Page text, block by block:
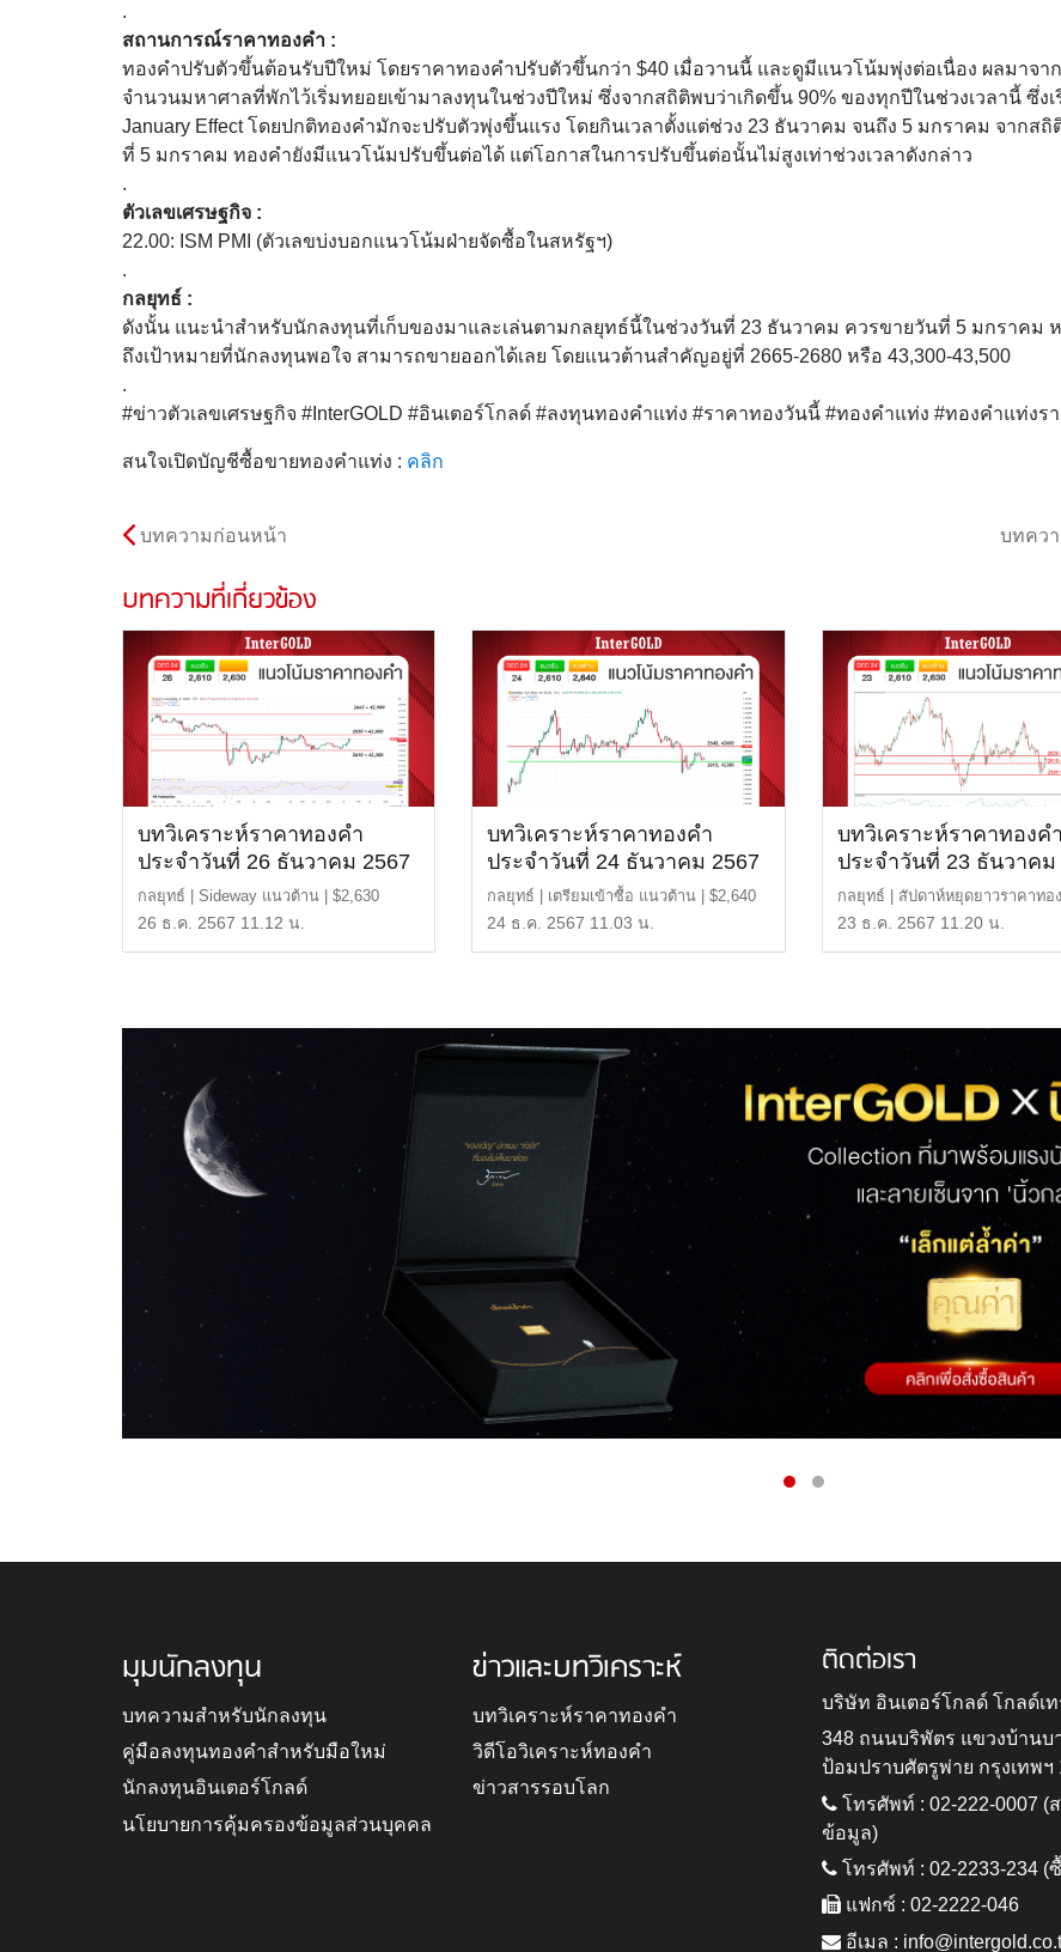
.
สถานการณ์ราคาทองคำ :
ทองคำปรับตัวขึ้นต้อนรับปีใหม่ โดยราคาทองคำปรับตัวขึ้นกว่า $40 เมื่อวานนี้ และดูมีแนวโน้มพุ่งต่อเนื่อง ผลมาจาก
จำนวนมหาศาลที่พักไว้เริ่มทยอยเข้ามาลงทุนในช่วงปีใหม่ ซึ่งจากสถิติพบว่าเกิดขึ้น 90% ของทุกปีในช่วงเวลานี้ ซึ่งเ
January Effect โดยปกติทองคำมักจะปรับตัวพุ่งขึ้นแรง โดยกินเวลาตั้งแต่ช่วง 23 ธันวาคม จนถึง 5 มกราคม จากสถิ
ที่ 5 มกราคม ทองคำยังมีแนวโน้มปรับขึ้นต่อได้ แต่โอกาสในการปรับขึ้นต่อนั้นไม่สูงเท่าช่วงเวลาดังกล่าว
.
ตัวเลขเศรษฐกิจ :
22.00: ISM PMI (ตัวเลขบ่งบอกแนวโน้มฝ่ายจัดซื้อในสหรัฐฯ)
.
กลยุทธ์ :
ดังนั้น แนะนำสำหรับนักลงทุนที่เก็บของมาและเล่นตามกลยุทธ์นี้ในช่วงวันที่ 23 ธันวาคม ควรขายวันที่ 5 มกราคม
ถึงเป้าหมายที่นักลงทุนพอใจ สามารถขายออกได้เลย โดยแนวต้านสำคัญอยู่ที่ 2665-2680 หรือ 43,300-43,500
.
#ข่าวตัวเลขเศรษฐกิจ #InterGOLD #อินเตอร์โกลด์ #ลงทุนทองคำแท่ง #ราคาทองวันนี้ #ทองคำแท่ง #ทองคำแท่งร
สนใจเปิดบัญชีซื้อขายทองคำแท่ง : คลิก
บทความก่อนหน้า บทควา
บทความที่เกี่ยวข้อง
บทวิเคราะห์ราคาทองคำ
ประจำวันที่ 26 ธันวาคม 2567
กลยุทธ์ | Sideway แนวต้าน | $2,630
หรือ 42,600 บาท แ […]
26 ธ.ค. 2567 11.12 น.
บทวิเคราะห์ราคาทองคำ
ประจำวันที่ 24 ธันวาคม 2567
กลยุทธ์ | เตรียมเข้าซื้อ แนวต้าน | $2,640
หรือ 42,600 […]
24 ธ.ค. 2567 11.03 น.
บทวิเคราะห์ราคาทองคำ
ประจำวันที่ 23 ธันวาคม
กลยุทธ์ | สัปดาห์หยุดยาวราคาทอ
จับตาค่าเงินบาท แ […]
23 ธ.ค. 2567 11.20 น.
มุมนักลงทุน
บทความสำหรับนักลงทุน
คู่มือลงทุนทองคำสำหรับมือใหม่
นักลงทุนอินเตอร์โกลด์
นโยบายการคุ้มครองข้อมูลส่วนบุคคล
ข่าวและบทวิเคราะห์
บทวิเคราะห์ราคาทองคำ
วิดีโอวิเคราะห์ทองคำ
ข่าวสารรอบโลก
ติดต่อเรา
บริษัท อินเตอร์โกลด์ โกลด์เ
348 ถนนบริพัตร แขวงบ้านบ
ป้อมปราบศัตรูพ่าย กรุงเทพฯ
โทรศัพท์ : 02-222-0007 (
ข้อมูล)
โทรศัพท์ : 02-2233-234 (
แฟกซ์ : 02-2222-046
อีเมล :